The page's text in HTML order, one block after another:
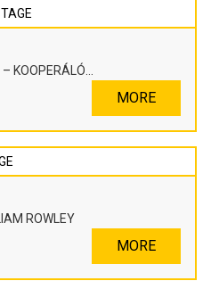
KOOPERÁLÓ
MORE
ROWLEY
MORE